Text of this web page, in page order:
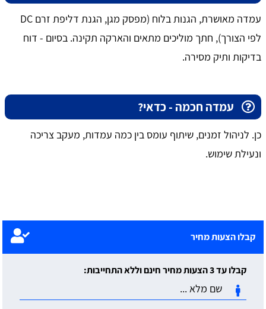
עמדה מאושרת, הגנות בלוח (מפסק מגן, הגנת דליפת זרם DC
לפי הצורך), חתך מוליכים מתאים והארקה תקינה. בסיום - דוח
בדיקות ותיק מסירה.
עמדה חכמה - כדאי?
כן. לניהול זמנים, שיתוף עומס בין כמה עמדות, מעקב צריכה
ונעילת שימוש.
קבלו הצעות מחיר
קבלו עד 3 הצעות מחיר חינם וללא התחייבות: